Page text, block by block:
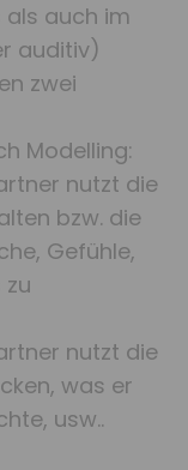
auch im
auditiv)
zwei
Modelling:
nutzt die
bzw. die
Gefühle,
nutzt die
was er
usw..